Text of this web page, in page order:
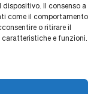
Il consenso a
come il comportamento
o ritirare il
e funzioni.